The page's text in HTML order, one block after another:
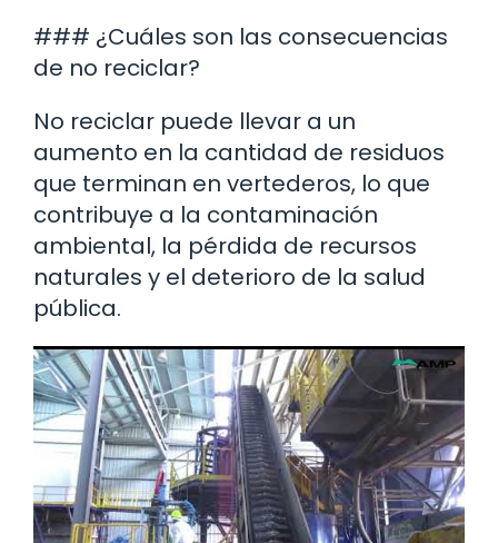
### ¿Cuáles son las consecuencias
de no reciclar?
No reciclar puede llevar a un
aumento en la cantidad de residuos
que terminan en vertederos, lo que
contribuye a la contaminación
ambiental, la pérdida de recursos
naturales y el deterioro de la salud
pública.